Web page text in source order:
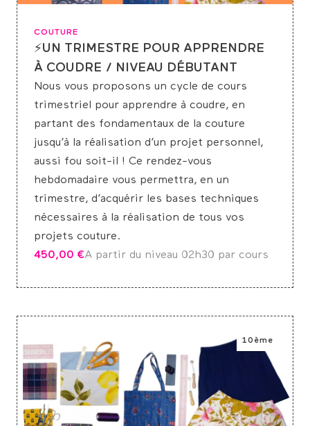
COUTURE
⚡UN TRIMESTRE POUR APPRENDRE
À COUDRE / NIVEAU DÉBUTANT
Nous vous proposons un cycle de cours
trimestriel pour apprendre à coudre, en
partant des fondamentaux de la couture
jusqu’à la réalisation d’un projet personnel,
aussi fou soit-il ! Ce rendez-vous
hebdomadaire vous permettra, en un
trimestre, d’acquérir les bases techniques
nécessaires à la réalisation de tous vos
projets couture.
450,00 €A partir du niveau 02h30 par cours
10ème